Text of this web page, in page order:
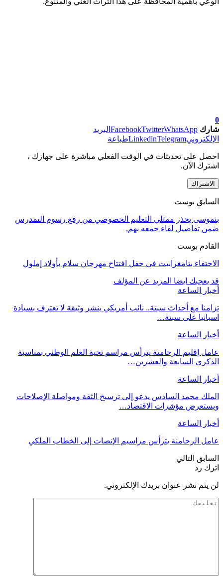
0
شارك
FacebookTwitterWhatsApp
البريد
الإلكتروني
LinkedinTelegram طباعة
احصل على تحديثات في الوقت الفعلي مباشرة على جهازك ،
اشترك الآن.
الاشتراك
السابق بوست
بنموسى يحذر ممثلي التعليم الخصوصي من رفع رسوم التمدرس
ضمن تفاصيل لقاء جمعه بهم.
القادم بوست
الاحتفاء بتامغرابيت في حفل افتتاح مهرجان سلام بأولاد إملول
قد يعجبك ايضا المزيد عن المؤلف
أخبار الساعة
تزامنا مع أحداث سبتة.. نائب أمريكي ينشر وثيقة لا تعترف بسيادة
اسبانيا على سبتة…
أخبار الساعة
عامل إقليم الرحامنة يترأس مراسم تحية العلم الوطني بمناسبة
الذكرى السابعة والعشرين…
أخبار الساعة
الملك محمد السادس يدعو إلى ترسيخ الثقة ومواصلة الإصلاحات
ويستعرض مؤشرات الاقتصاد…
أخبار الساعة
عامل الرحامنة يترأس مراسيم الإنصات إلى الخطاب الملكي
السابق التالي
اترك رد
لن يتم نشر عنوان بريدك الإلكتروني.